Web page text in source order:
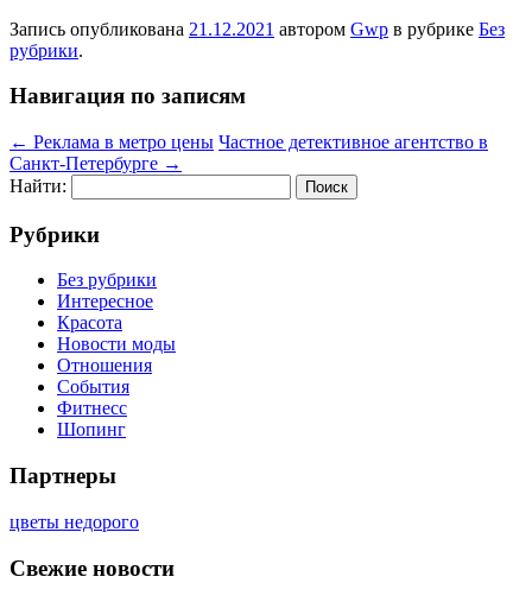
Запись опубликована 21.12.2021 автором Gwp в рубрике Без
рубрики.
Навигация по записям
← Реклама в метро цены Частное детективное агентство в
Санкт-Петербурге →
Найти:
Рубрики
Без рубрики
Интересное
Красота
Новости моды
Отношения
События
Фитнесс
Шопинг
Партнеры
цветы недорого
Свежие новости